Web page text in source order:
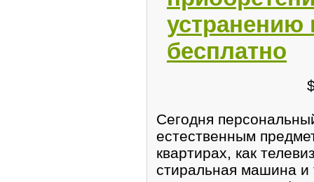
устранению
бесплатно
Сегодня
естественным
квартирах, как
стиральная машина и